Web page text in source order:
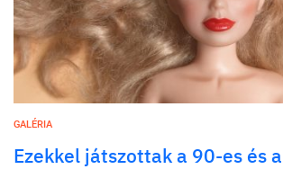
GALÉRIA
Ezekkel játszottak a 90-es és